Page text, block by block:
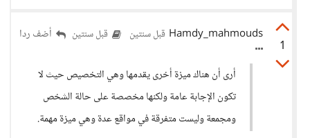
1
Hamdy_mahmouds قبل سنتين قبل سنتين أضف ردا
أرى أن هناك ميزة أخرى يقدمها وهي التخصيص حيث لا
تكون الإجابة عامة ولكنها مخصصة على حالة الشخص
ومجمعة وليست متفرقة في مواقع عدة وهي ميزة مهمة.